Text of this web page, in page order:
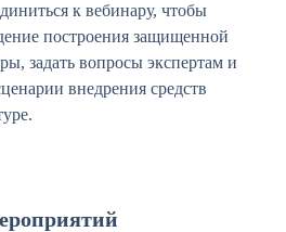
к вебинару, чтобы
построения защищенной
задать вопросы экспертам и
внедрения средств